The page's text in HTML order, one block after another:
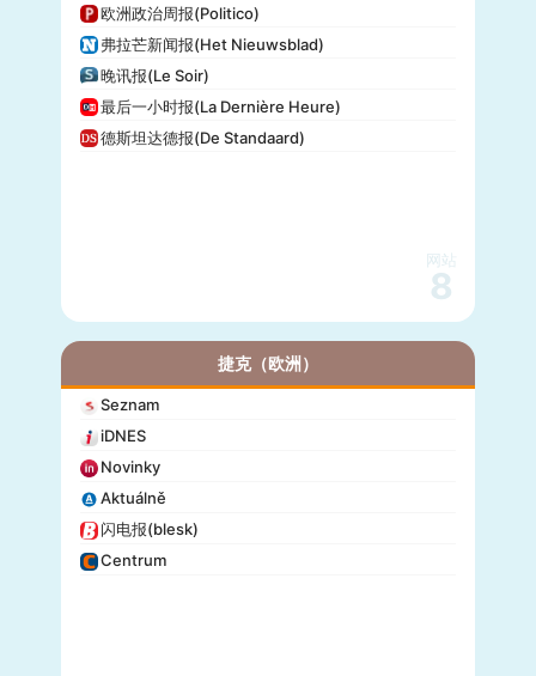
欧洲政治周报(Politico)
弗拉芒新闻报(Het Nieuwsblad)
晚讯报(Le Soir)
最后一小时报(La Dernière Heure)
德斯坦达德报(De Standaard)
网站
8
捷克（欧洲）
Seznam
iDNES
Novinky
Aktuálně
闪电报(blesk)
Centrum